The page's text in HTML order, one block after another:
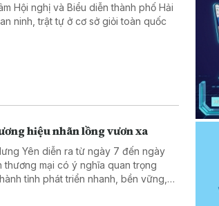
Hội nghị và Biểu diễn thành phố Hải
ninh, trật tự ở cơ sở giỏi toàn quốc
hiệu nhãn lồng vươn xa
Yên diễn ra từ ngày 7 đến ngày
mại có ý nghĩa quan trọng
tỉnh phát triển nhanh, bền vững,